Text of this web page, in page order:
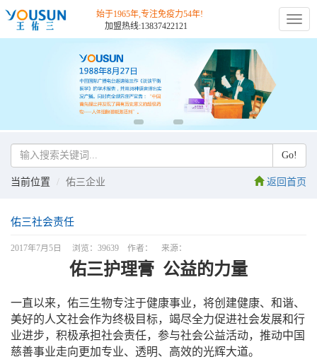
切
换
始于1965年,专注免疫力54年!
加盟热线:13837422121
当前位置 佑三企业 返回首页
Go!
佑三社会责任
2017年7月5日 浏览：39639 作者： 来源：
佑三护理膏 公益的力量
一直以来，佑三生物专注于健康事业，将创建健康、和谐、
美好的人文社会作为终极目标，竭尽全力促进社会发展和行
业进步，积极承担社会责任，参与社会公益活动，推动中国
慈善事业走向更加专业、透明、高效的光辉大道。